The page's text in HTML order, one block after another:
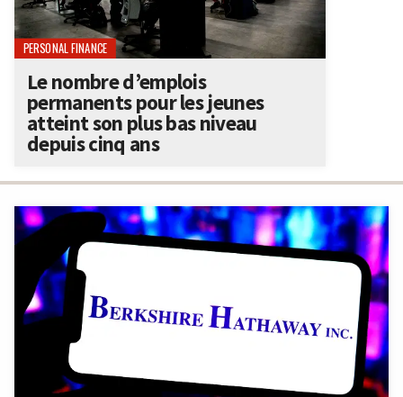
PERSONAL FINANCE
Le nombre d’emplois
permanents pour les jeunes
atteint son plus bas niveau
depuis cinq ans